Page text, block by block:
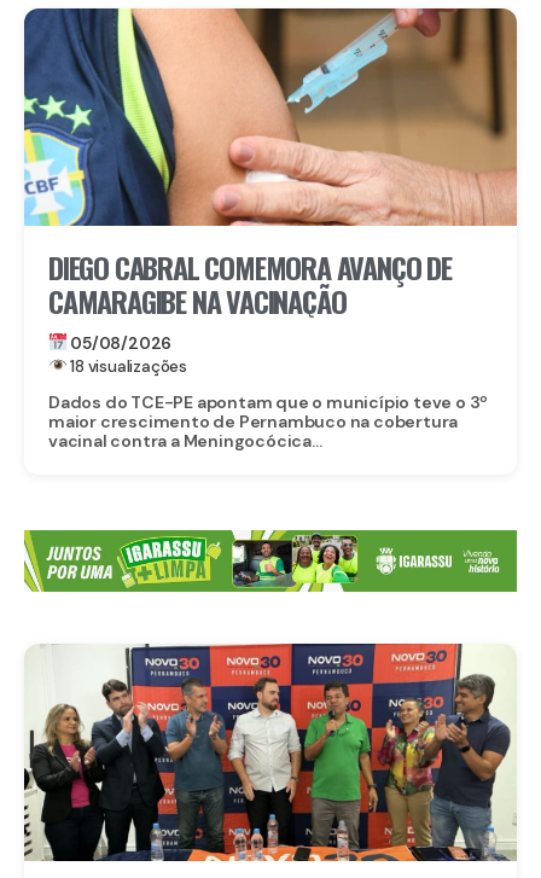
DIEGO CABRAL COMEMORA AVANÇO DE
CAMARAGIBE NA VACINAÇÃO
05/08/2026
18 visualizações
Dados do TCE-PE apontam que o município teve o 3º
maior crescimento de Pernambuco na cobertura
vacinal contra a Meningocócica...